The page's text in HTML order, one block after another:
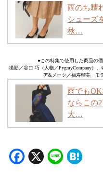
雨のち晴
シューズ
秋…
●この特集で使用した商品の
撮影／谷口 巧（人物／PygmyCompany
ア&メーク／福寿瑠美 モ
雨でも
ならこの
大…
Facebook
X Line